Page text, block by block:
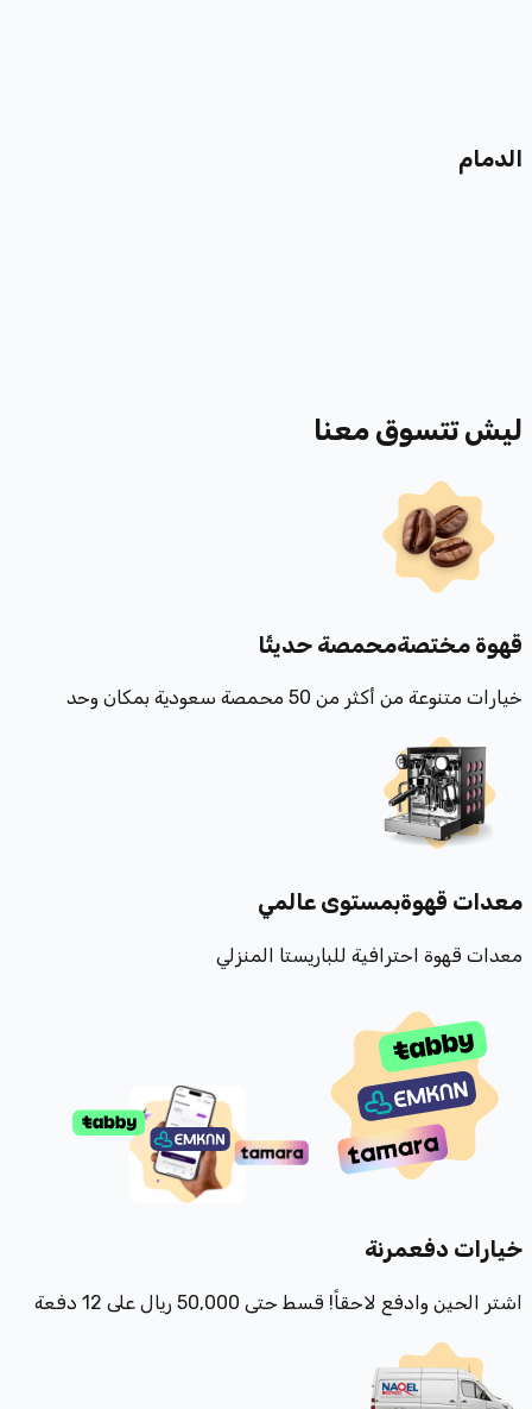
الدمام
ليش تتسوق معنا
قهوة مختصةمحمصة حديثًا
خيارات متنوعة من أكثر من 50 محمصة سعودية بمكان وحد
معدات قهوةبمستوى عالمي
معدات قهوة احترافية للباريستا المنزلي
خيارات دفعمرنة
اشتر الحين وادفع لاحقاً! قسط حتى 50,000 ريال على 12 دفعة